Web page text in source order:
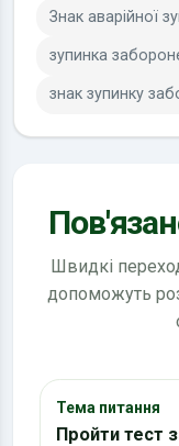
Знак аварійної
зупинка
знак зупинку
Швидкі
допоможуть
Тема питання
Пройти тест